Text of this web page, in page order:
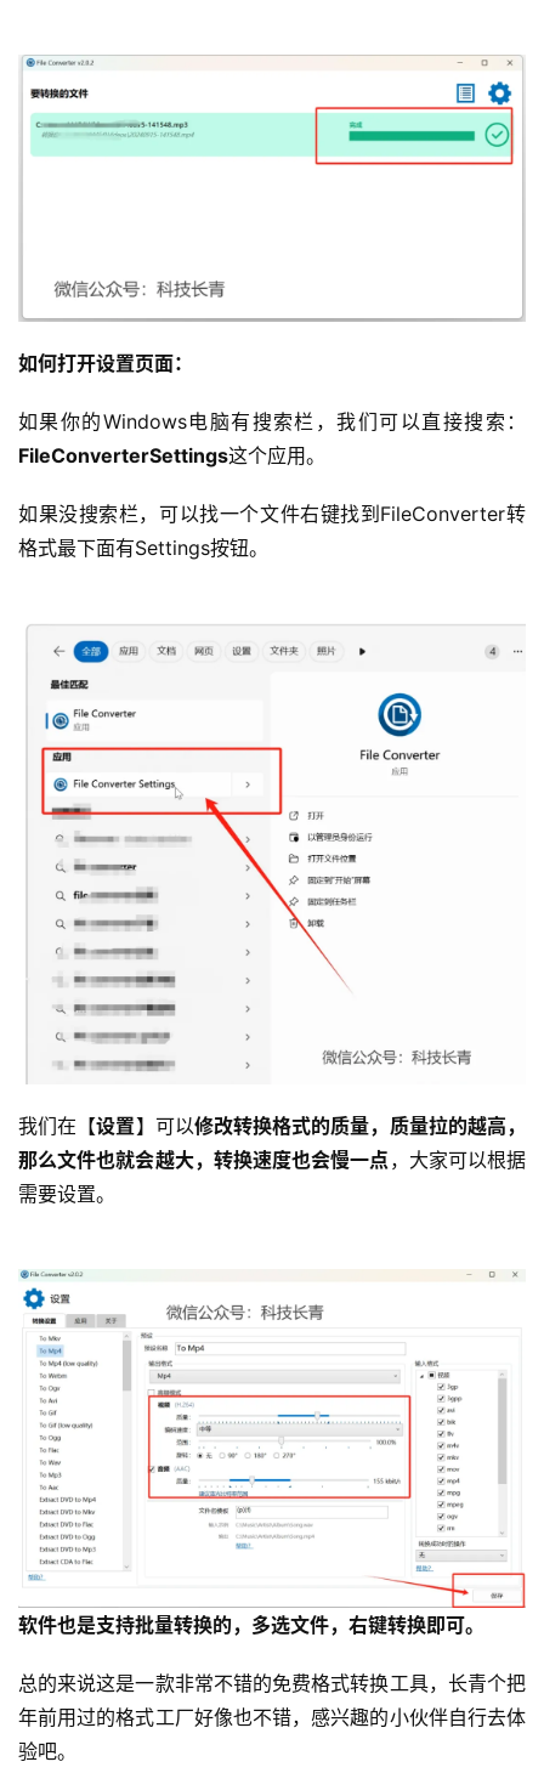
如何打开设置页面：
如果你的Windows电脑有搜索栏，我们可以直接搜索：
FileConverterSettings这个应用。
如果没搜索栏，可以找一个文件右键找到FileConverter转
格式最下面有Settings按钮。
我们在【设置】可以修改转换格式的质量，质量拉的越高，
那么文件也就会越大，转换速度也会慢一点 ，大家可以根据
需要设置。
软件也是支持批量转换的，多选文件，右键转换即可。
总的来说这是一款非常不错的免费格式转换工具，长青个把
年前用过的格式工厂好像也不错，感兴趣的小伙伴自行去体
验吧。